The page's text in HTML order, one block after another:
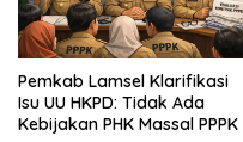
Pemkab Lamsel Klarifikasi
Isu UU HKPD: Tidak Ada
Kebijakan PHK Massal PPPK